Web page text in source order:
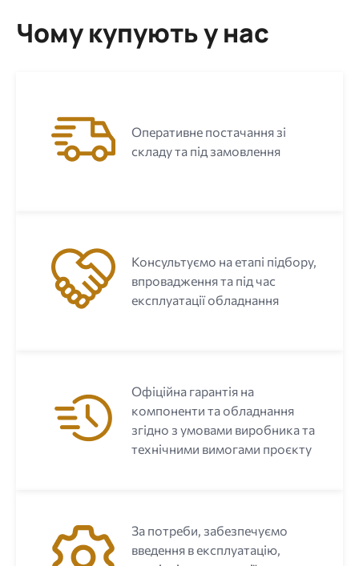
Чому купують у нас
Оперативне постачання зі
складу та під замовлення
Консультуємо на етапі підбору,
впровадження та під час
експлуатації обладнання
Офіційна гарантія на
компоненти та обладнання
згідно з умовами виробника та
технічними вимогами проєкту
За потреби, забезпечуємо
введення в експлуатацію,